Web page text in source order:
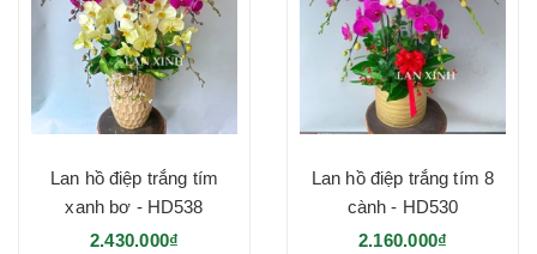
Lan hồ điệp trắng tím
xanh bơ - HD538
2.430.000₫
Lan hồ điệp trắng tím 8
cành - HD530
2.160.000₫